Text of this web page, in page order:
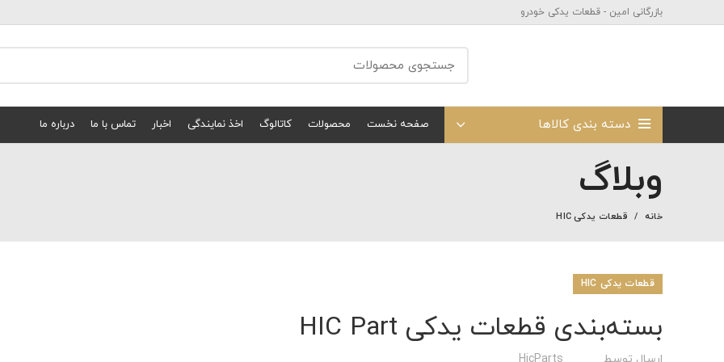
بازرگانی امین - قطعات یدکی خودرو
دسته بندی کالاها صفحه نخست محصولات کاتالوگ اخذ نمایندگی اخبار تماس با ما درباره ما
وبلاگ
خانه قطعات یدکی HIC
قطعات یدکی HIC
بسته‌بندی قطعات یدکی HIC Part